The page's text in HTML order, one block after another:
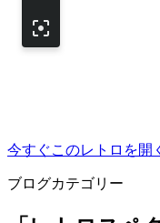
今すぐこのレトロを開
ブログカテゴリー